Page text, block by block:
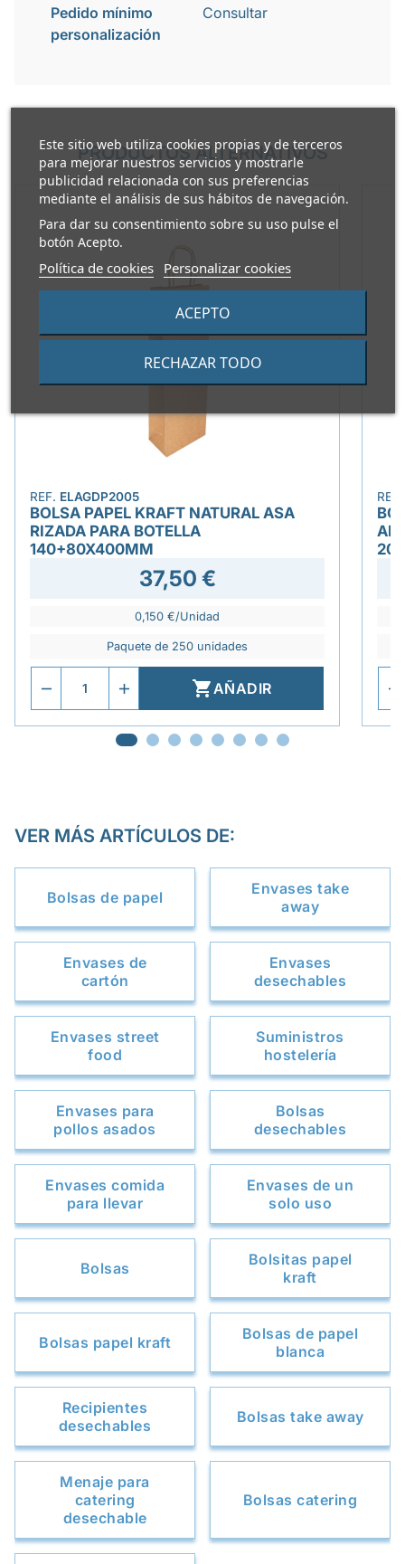
Este sitio web utiliza cookies propias y de terceros
para mejorar nuestros servicios y mostrarle
publicidad relacionada con sus preferencias
mediante el análisis de sus hábitos de navegación.
Para dar su consentimiento sobre su uso pulse el
botón Acepto.
Política de cookies Personalizar cookies
RECHAZAR TODO
ACEPTO
Pedido mínimo
personalización
Consultar
PRODUCTOS ALTERNATIVOS
REF. ELAGDP2005
BOLSA PAPEL KRAFT NATURAL ASA
RIZADA PARA BOTELLA
140+80X400MM
37,50 €
0,150 €/Unidad
Paquete de 250 unidades
AÑADIR
VER MÁS ARTÍCULOS DE:
Bolsas de papel
Envases take
away
Envases de
cartón
Envases
desechables
Envases street
food
Suministros
hostelería
Envases para
pollos asados
Bolsas
desechables
Envases comida
para llevar
Envases de un
solo uso
Bolsas
Bolsitas papel
kraft
Bolsas papel kraft
Bolsas de papel
blanca
Recipientes
desechables
Bolsas take away
Menaje para
catering
desechable
Bolsas catering